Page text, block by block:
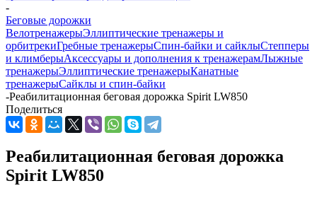
-
Беговые дорожки
ВелотренажерыЭллиптические тренажеры и
орбитрекиГребные тренажерыСпин-байки и сайклыСтепперы
и климберыАксессуары и дополнения к тренажерамЛыжные
тренажерыЭллиптические тренажерыКанатные
тренажерыСайклы и спин-байки
-Реабилитационная беговая дорожка Spirit LW850
Поделиться
Реабилитационная беговая дорожка
Spirit LW850